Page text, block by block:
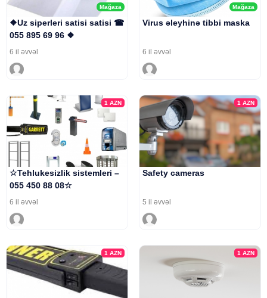
Mağaza
❖Uz siperleri satisi satisi ☎
055 895 69 96 ❖
6 il əvvəl
Mağaza
Virus əleyhinə tibbi maska
6 il əvvəl
1AZN
☆Tehlukesizlik sistemleri –
055 450 88 08☆
6 il əvvəl
1 AZN
Safety cameras
5 il əvvəl
1AZN 1 AZN